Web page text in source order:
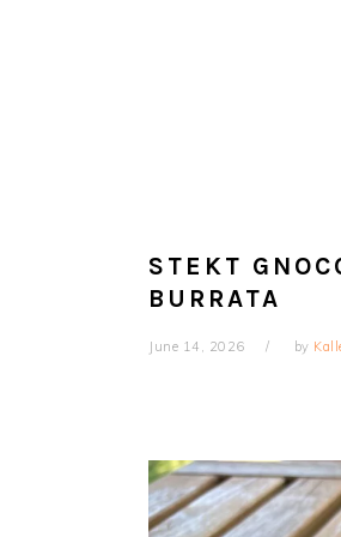
STEKT
BURRATA
June 14, 2026 by